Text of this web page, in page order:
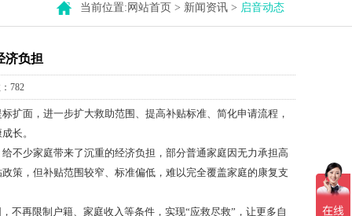
当前位置: 网站首页 > 新闻资讯 > 启音动态
济负担
782
扩面，进一步扩大救助范围、提高补贴标准、简化申请流程，
长。
不少家庭带来了沉重的经济负担，部分普通家庭因无力承担高
策，但补贴范围较窄、标准偏低，难以完全覆盖家庭的康复支
不再限制户籍、家庭收入等条件，实现“应救尽救”，让更多自